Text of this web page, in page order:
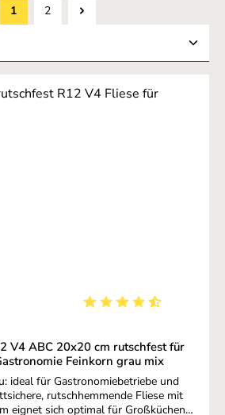
Seite
1 Seite
2
V4 ABC 20x20 cm rutschfest für
Feinkorn grau mix
ideal für Gastronomiebetriebe und
rutschhemmende Fliese mit
eignet sich optimal für Großküchen